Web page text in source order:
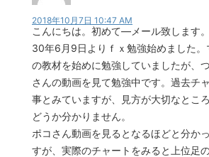
2018年10月7日 10:47 AM
こんにちは。初めて―メール致します。
30年6月9日よりｆｘ勉強始めました。
の教材を始めに勉強していましたが、
さんの動画を見て勉強中です。過去チ
事とみていますが、見方が大切なとこ
どうか分かりません。
ポコさん動画を見るとなるほどと分か
すが、実際のチャートをみると上位足